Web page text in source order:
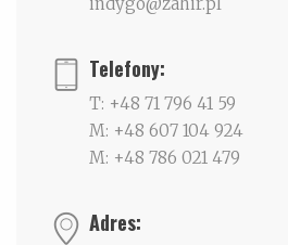
Telefony:
T: +48 71 796 41 59
M: +48 607 104 924
M: +48 786 021 479
Adres: